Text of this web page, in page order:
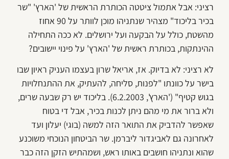
רציני: אבל אתמול ציטטה הכותרת הראשית של 'הארץ' "שר
בכיר בליכוד" מצהיר שנתניהו מוכן לוותר על 90 אחוז
מהשטח, כולל על הבקעה ועל ירושלים. לא ככה התחילה
ההינתקות, בכותרת ראשית של 'הארץ' על פינוי יישובים?
לא רציני: לא בדיוק. אז, אריאל שרון בעצמו העניק ראיון שבו
בישר על כוונתו "לפנות, סליחה, להעתיק, את ההתנחלויות
בגוש קטיף" ('הארץ', 6.2.2003). בליכוד יש רק שבעה שרים,
ולא ברור את מי מהם ניתן לכנות בכיר, אבל די בטוח
שאפשר להדביק את התואר הזה למשה (בוגי) יעלון ועד
לאחרונה גם לאביגדור ליברמן. שר הביטחון הנוכחי משוכנע
שהוא ונתניהו חושבים באותו ראש, ושמהתיש הזקן הזה כבר